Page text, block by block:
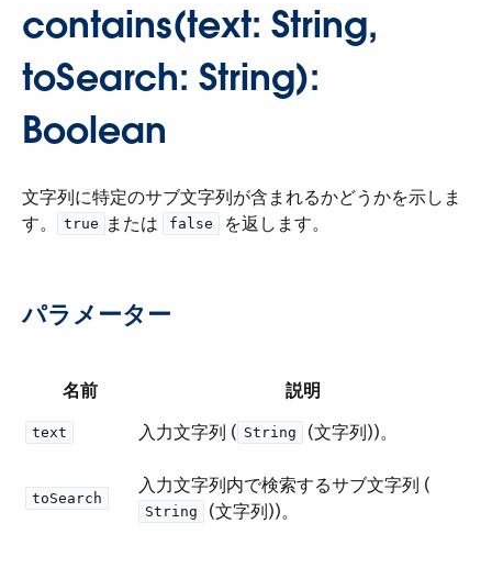
contains(text: String,
toSearch: String):
Boolean
文字列に特定のサブ文字列が含まれるかどうかを示しま
す。​
true ​ または ​ false ​ を返します。
パラメーター
名前 説明
text 入力文字列 (​ String ​ (文字列))。
toSearch
入力文字列内で検索するサブ文字列 (​
String ​ (文字列))。